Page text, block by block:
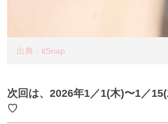
出典：itSnap
次回は、2026年1／1(木)〜1／
♡